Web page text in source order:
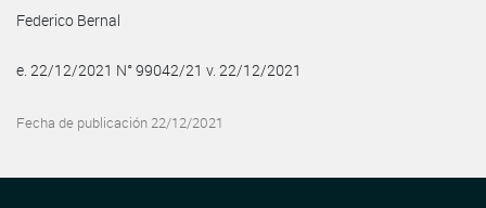
Federico Bernal
e. 22/12/2021 N° 99042/21 v. 22/12/2021
Fecha de publicación 22/12/2021